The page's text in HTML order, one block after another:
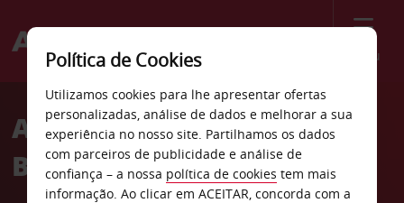
Menu
Welcome
AvisAluguer de carros
Barkarby em Estocolmo
Política de Cookies
Utilizamos cookies para lhe apresentar ofertas
personalizadas, análise de dados e melhorar a sua
experiência no nosso site. Partilhamos os dados
com parceiros de publicidade e análise de
confiança – a nossa política de cookies tem mais
informação. Ao clicar em ACEITAR, concorda com a